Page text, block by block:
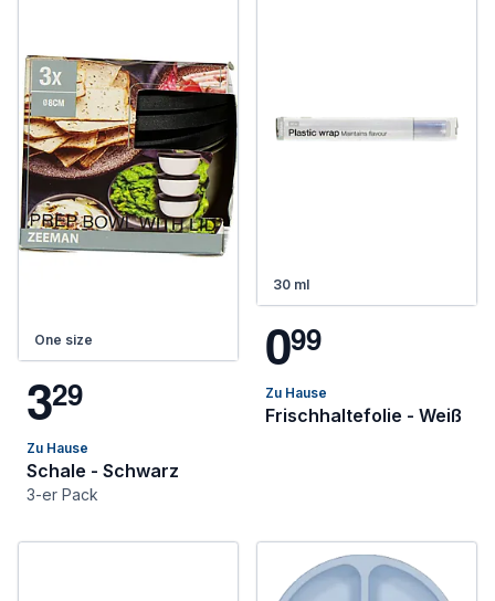
One size
329
Zu Hause
Schale - Schwarz
3-er Pack
30 ml
099
Zu Hause
Frischhaltefolie - Weiß